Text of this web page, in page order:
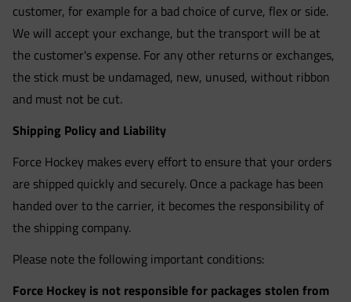
customer, for example for a bad choice of curve, flex or side.
We will accept your exchange, but the transport will be at
the customer's expense. For any other returns or exchanges,
the stick must be undamaged, new, unused, without ribbon
and must not be cut.
Shipping Policy and Liability
Force Hockey makes every effort to ensure that your orders
are shipped quickly and securely. Once a package has been
handed over to the carrier, it becomes the responsibility of
the shipping company.
Please note the following important conditions:
Force Hockey is not responsible for packages stolen from